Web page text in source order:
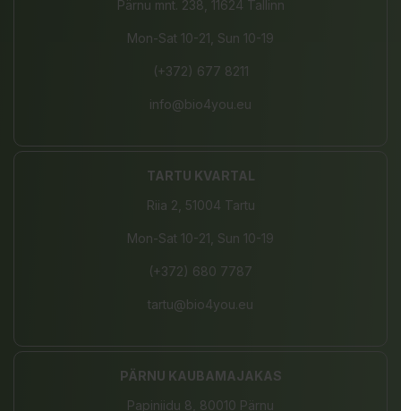
Pärnu mnt. 238, 11624 Tallinn
Mon-Sat 10-21, Sun 10-19
(+372) 677 8211
info@bio4you.eu
TARTU KVARTAL
Riia 2, 51004 Tartu
Mon-Sat 10-21, Sun 10-19
(+372) 680 7787
tartu@bio4you.eu
PÄRNU KAUBAMAJAKAS
Papiniidu 8, 80010 Pärnu